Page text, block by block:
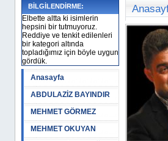
BİLGİLENDİRME:
Elbette altta ki isimlerin
hepsini bir tutmuyoruz.
Reddiye ve tenkit edilenleri
bir kategori altında
topladığımız için böyle uygun
gördük.
Anasayfa
ABDULAZİZ BAYINDIR
MEHMET GÖRMEZ
MEHMET OKUYAN